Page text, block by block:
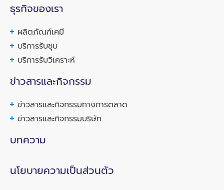
ธุรกิจของเรา
ผลิตภัณฑ์เคมี
บริการรับชุบ
บริการรับวิเคราะห์
ข่าวสารและกิจกรรม
ข่าวสารและกิจกรรมทางการตลาด
ข่าวสารและกิจกรรมบริษัท
บทความ
นโยบายความเป็นส่วนตัว